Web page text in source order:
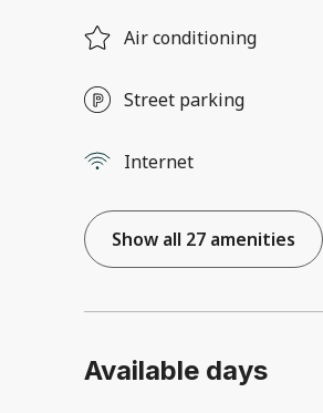
Air conditioning
Street parking
Internet
Show all 27 amenities
Available days